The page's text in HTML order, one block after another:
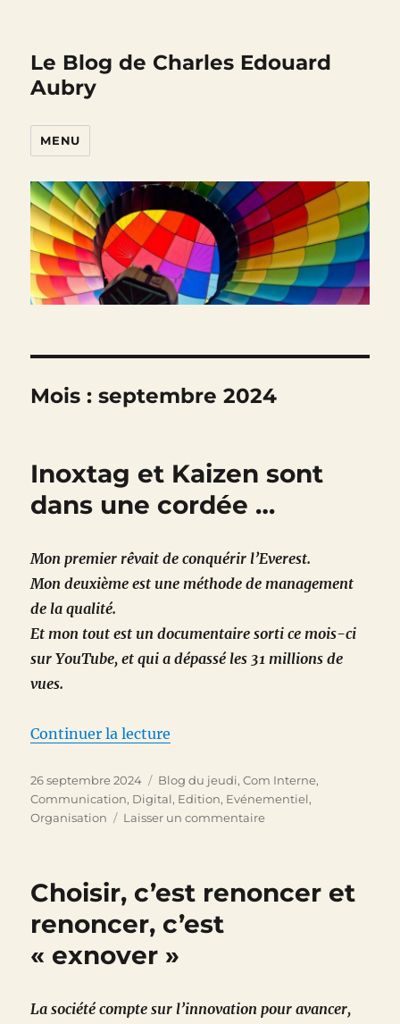
Le Blog de Charles Edouard
Aubry
MENU
Mois :septembre 2024
Inoxtag et Kaizen sont
dans une cordée …
Mon premier rêvait de conquérir l’Everest.
Mon deuxième est une méthode de management
de la qualité.
Et mon tout est un documentaire sorti ce mois-ci
sur YouTube, et qui a dépassé les 31 millions de
vues.
Continuer la lecture
Publié
le
26 septembre 2024 Catégories
Blog du jeudi,Com Interne,
Communication, Digital, Edition, Evénementiel,
Organisation
Laisser un commentairesur
sont
Choisir, c’est renoncer et
renoncer, c’est
« exnover »
La société compte sur l’innovation pour avancer,